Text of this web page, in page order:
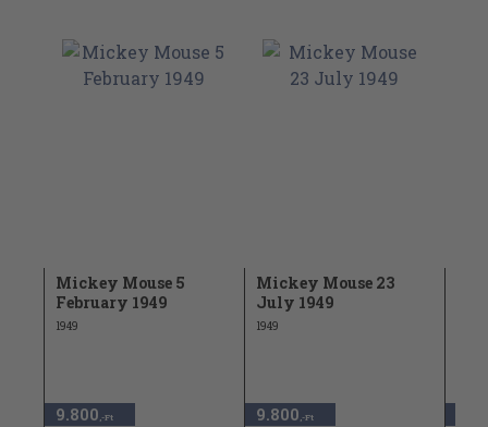
Mickey Mouse 5
February 1949
1949
9.800 ,-Ft
Mickey Mouse 23
July 1949
1949
9.800 ,-Ft